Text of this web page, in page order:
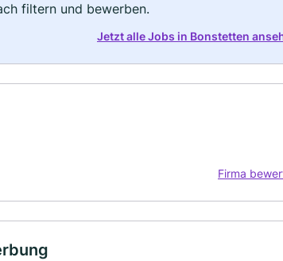
filtern und bewerben.
Jetzt alle Jobs in Bonstetten
Firma